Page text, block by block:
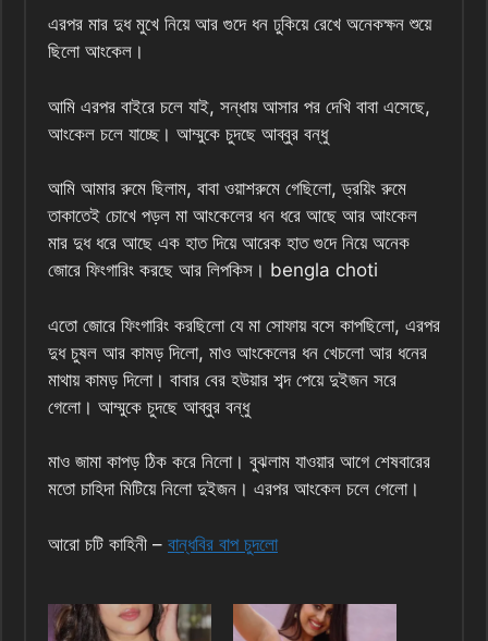
এরপর মার দুধ মুখে নিয়ে আর গুদে ধন ঢুকিয়ে রেখে অনেকক্ষন শুয়ে
ছিলো আংকেল।
আমি এরপর বাইরে চলে যাই, সন্ধায় আসার পর দেখি বাবা এসেছে,
আংকেল চলে যাচ্ছে। আম্মুকে চুদছে আব্বুর বন্ধু
আমি আমার রুমে ছিলাম, বাবা ওয়াশরুমে গেছিলো, ড্রয়িং রুমে
তাকাতেই চোখে পড়ল মা আংকেলের ধন ধরে আছে আর আংকেল
মার দুধ ধরে আছে এক হাত দিয়ে আরেক হাত গুদে নিয়ে অনেক
জোরে ফিংগারিং করছে আর লিপকিস। bengla choti
এতো জোরে ফিংগারিং করছিলো যে মা সোফায় বসে কাপছিলো, এরপর
দুধ চুষল আর কামড় দিলো, মাও আংকেলের ধন খেচলো আর ধনের
মাথায় কামড় দিলো। বাবার বের হউয়ার শব্দ পেয়ে দুইজন সরে
গেলো। আম্মুকে চুদছে আব্বুর বন্ধু
মাও জামা কাপড় ঠিক করে নিলো। বুঝলাম যাওয়ার আগে শেষবারের
মতো চাহিদা মিটিয়ে নিলো দুইজন। এরপর আংকেল চলে গেলো।
আরো চটি কাহিনী – বান্ধবির বাপ চুদলো